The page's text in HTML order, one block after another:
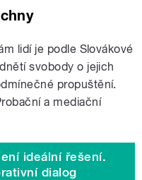
lidí je podle Slovákové
svobody o jejich
propuštění.
a mediační
ideální řešení.
dialog